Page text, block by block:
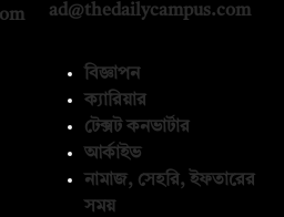
ad@thedailycampus.com
বিজ্ঞাপন
ক্যারিয়ার
টেক্সট কনভার্টার
আর্কাইভ
নামাজ, সেহরি, ইফতারের
সময়